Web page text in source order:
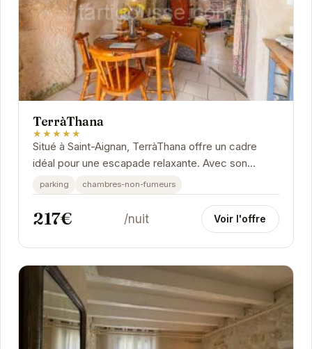
TerràThana
★★★★★
Situé à Saint-Aignan, TerràThana offre un cadre
idéal pour une escapade relaxante. Avec son
ambiance chaleureuse et ses équipements
modernes, il...
parking chambres-non-fumeurs
217€ /nuit Voir l'offre